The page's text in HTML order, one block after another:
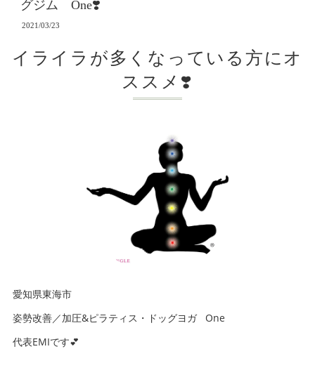
グジム One❣️
2021/03/23
イライラが多くなっている方にオ
ススメ❣️
愛知県東海市
姿勢改善／加圧&ピラティス・ドッグヨガ One
代表EMIです💕